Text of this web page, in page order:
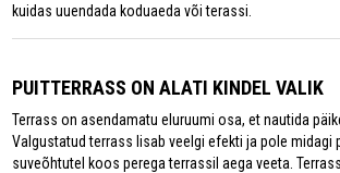
kuidas uuendada koduaeda või terassi.
PUITTERRASS ON ALATI KINDEL VALIK
Terrass on asendamatu eluruumi osa, et nautida
Valgustatud terrass lisab veelgi efekti ja pole midagi
suveõhtutel koos perega terrassil aega veeta.